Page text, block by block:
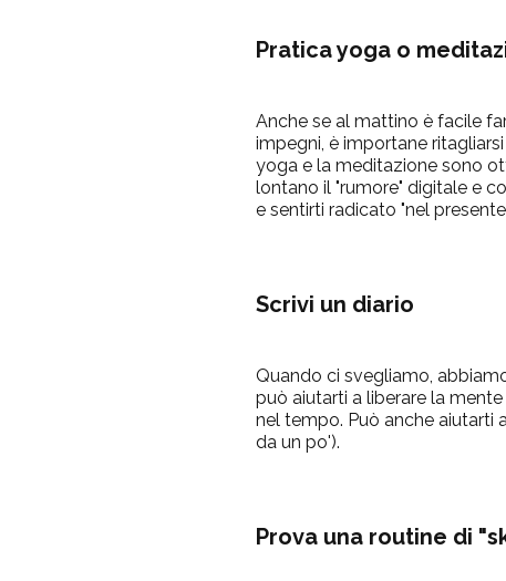
Pratica yoga o
Anche se al mattino è facile
impegni, è importane
yoga e la meditazione sono
lontano il "rumore" digitale e
e sentirti radicato "nel
Scrivi un diario
Quando ci svegliamo,
può aiutarti a liberare la
nel tempo. Può anche aiutarti
da un po').
Prova una routine di